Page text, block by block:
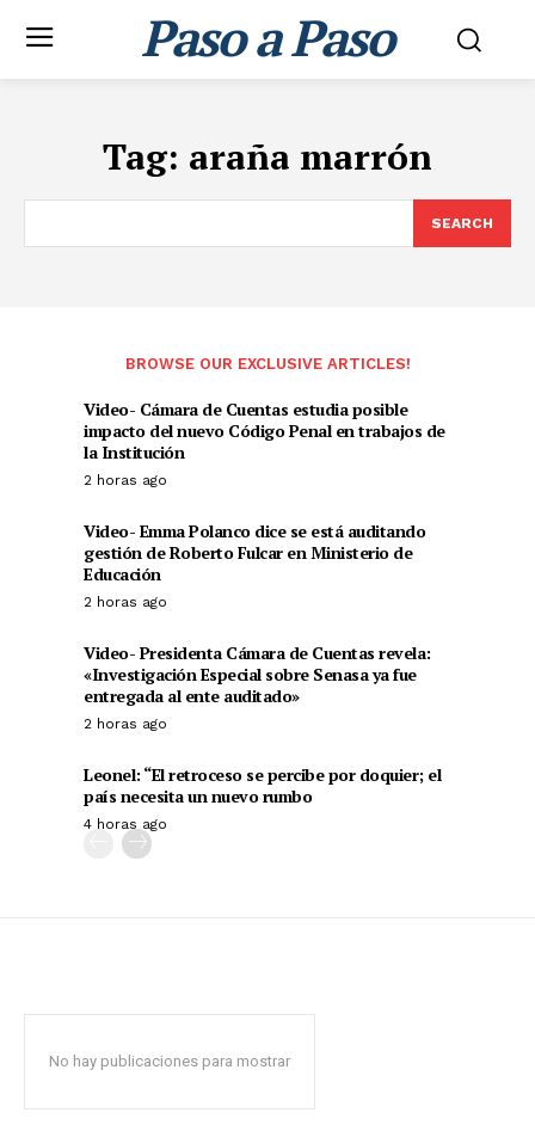
Paso a Paso
Tag: araña marrón
SEARCH
BROWSE OUR EXCLUSIVE ARTICLES!
Video- Cámara de Cuentas estudia posible
impacto del nuevo Código Penal en trabajos de
la Institución
2 horas ago
Video- Emma Polanco dice se está auditando
gestión de Roberto Fulcar en Ministerio de
Educación
2 horas ago
Video- Presidenta Cámara de Cuentas revela:
«Investigación Especial sobre Senasa ya fue
entregada al ente auditado»
2 horas ago
Leonel: “El retroceso se percibe por doquier; el
país necesita un nuevo rumbo
4 horas ago
No hay publicaciones para mostrar